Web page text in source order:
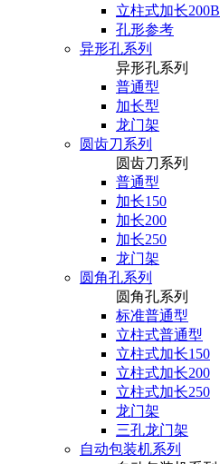
立柱式加长200B
孔形参考
异形孔系列
异形孔系列
普通型
加长型
龙门架
圆齿刀系列
圆齿刀系列
普通型
加长150
加长200
加长250
龙门架
圆角孔系列
圆角孔系列
标准普通型
立柱式普通型
立柱式加长150
立柱式加长200
立柱式加长250
龙门架
三孔龙门架
自动包装机系列